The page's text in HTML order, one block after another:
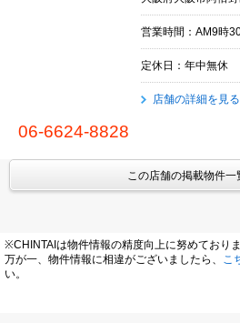
営業時間：AM9時
定休日：年中無休
店舗の詳細を見る
06-6624-8828
この店舗の掲載物件一
※CHINTAIは物件情報の精度向上に努めておりま
万が一、物件情報に相違がございましたら、
こ
い。